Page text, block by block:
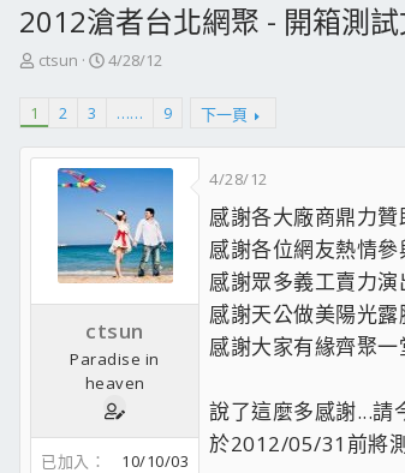
2012滄者台北網聚 - 開箱測
主
起
人
ctsun
開
4/28/12
1 2 3 …… 9 下一頁
ctsun
Paradise in
heaven
已加入
10/10/03
4/28/12
感謝各大廠商鼎力贊
感謝各位網友熱情參
感謝眾多義工賣力演
感謝天公做美陽光露
感謝大家有緣齊聚一
說了這麼多感謝...請
於2012/05/31前將